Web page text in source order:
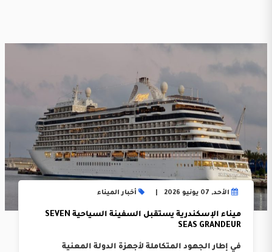
الأحد, 07 يونيو 2026 أخبار الميناء
ميناء الإسكندرية يستقبل السفينة السياحية SEVEN
SEAS GRANDEUR
في إطار الجهود المتكاملة لأجهزة الدولة المعنية